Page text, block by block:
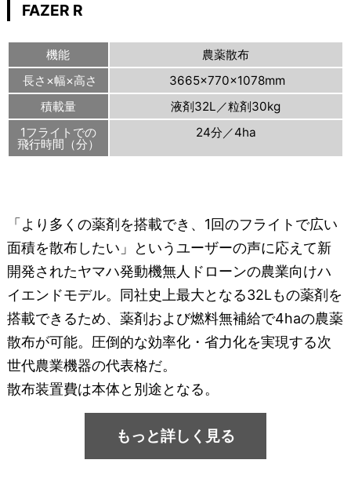
FAZER R
機能
農薬散布
長さ×幅×高さ
3665×770×1078mm
積載量
液剤32L／粒剤30kg
1フライトでの
飛行時間（分）
24分／4ha
「より多くの薬剤を搭載でき、1回のフライトで広い
面積を散布したい」というユーザーの声に応えて新
開発されたヤマハ発動機無人ドローンの農業向けハ
イエンドモデル。同社史上最大となる32Lもの薬剤を
搭載できるため、薬剤および燃料無補給で4haの農薬
散布が可能。圧倒的な効率化・省力化を実現する次
世代農業機器の代表格だ。
散布装置費は本体と別途となる。
もっと詳しく見る